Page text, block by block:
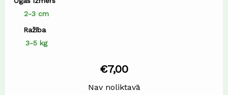
2-3 cm
Ražība
3-5 kg
€7,00
Nav noliktavā